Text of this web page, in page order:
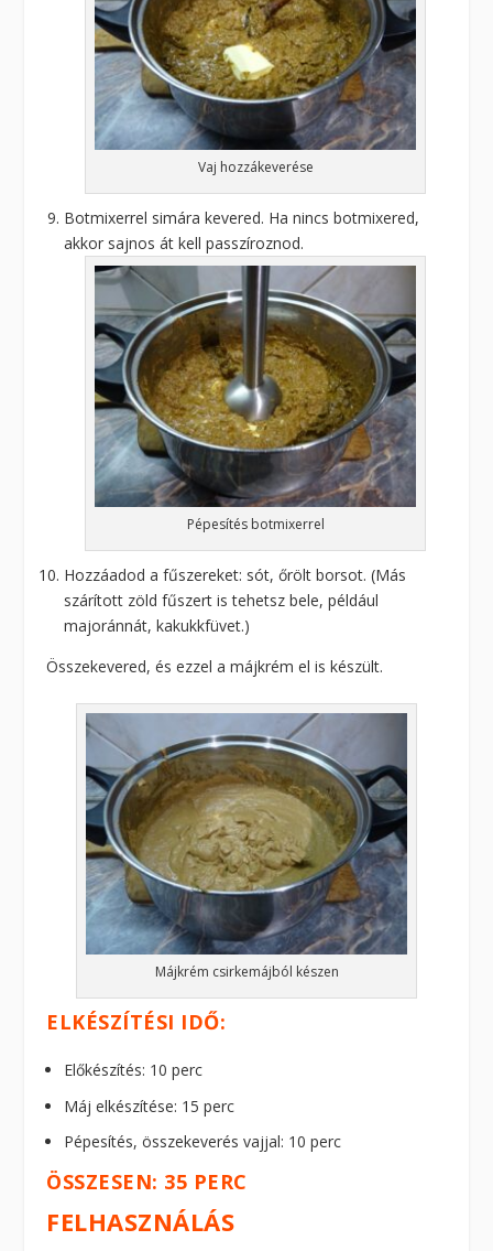
Vaj hozzákeverése
Botmixerrel simára kevered. Ha nincs botmixered,
akkor sajnos át kell passzíroznod.
Pépesítés botmixerrel
Hozzáadod a fűszereket: sót, őrölt borsot. (Más
szárított zöld fűszert is tehetsz bele, például
majoránnát, kakukkfüvet.)
Összekevered, és ezzel a májkrém el is készült.
Májkrém csirkemájból készen
ELKÉSZÍTÉSI IDŐ:
Előkészítés: 10 perc
Máj elkészítése: 15 perc
Pépesítés, összekeverés vajjal: 10 perc
ÖSSZESEN: 35 PERC
FELHASZNÁLÁS